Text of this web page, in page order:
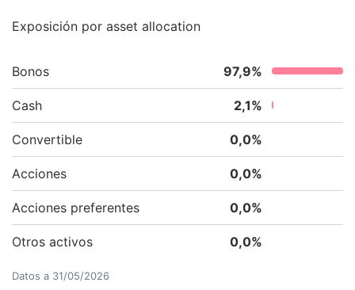
Exposición por asset allocation
Bonos 97,9%
Cash 2,1%
Convertible 0,0%
Acciones 0,0%
Acciones preferentes 0,0%
Otros activos 0,0%
Datos a 31/05/2026